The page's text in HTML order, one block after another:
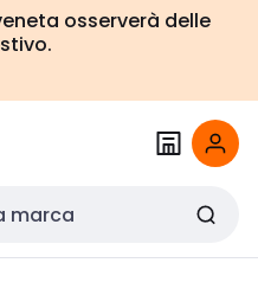
osserverà delle